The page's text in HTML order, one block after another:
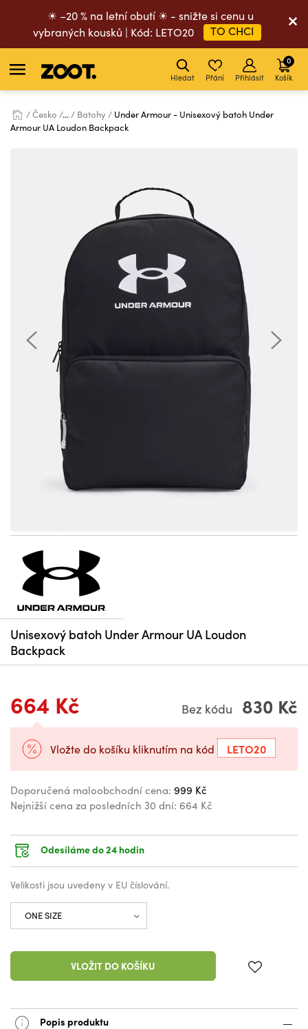
☀ –20 % na letní obutí ☀ - snižte si cenu u
vybraných kousků | Kód: LETO20
TO CHCI
Hledat Přání Přihlásit Košík
0
Česko ... Batohy
Under Armour - Unisexový batoh Under
Armour UA Loudon Backpack
Unisexový batoh Under Armour UA Loudon
Backpack
664 Kč Bez kódu 830 Kč
Vložte do košíku kliknutím na kód LETO20
Doporučená maloobchodní cena: 999 Kč
Nejnižší cena za posledních 30 dní: 664 Kč
Odesíláme do 24 hodin
Velikosti jsou uvedeny v EU číslování.
VLOŽIT DO KOŠÍKU
Popis produktu